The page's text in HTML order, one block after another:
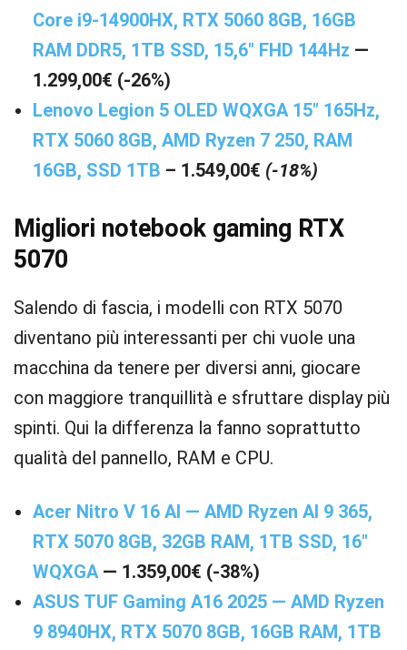
Core i9-14900HX, RTX 5060 8GB, 16GB
RAM DDR5, 1TB SSD, 15,6″ FHD 144Hz —
1.299,00€ (-26%)
Lenovo Legion 5 OLED WQXGA 15″ 165Hz,
RTX 5060 8GB, AMD Ryzen 7 250, RAM
16GB, SSD 1TB – 1.549,00€ (-18%)
Migliori notebook gaming RTX
5070
Salendo di fascia, i modelli con RTX 5070
diventano più interessanti per chi vuole una
macchina da tenere per diversi anni, giocare
con maggiore tranquillità e sfruttare display più
spinti. Qui la differenza la fanno soprattutto
qualità del pannello, RAM e CPU.
Acer Nitro V 16 AI — AMD Ryzen AI 9 365,
RTX 5070 8GB, 32GB RAM, 1TB SSD, 16″
WQXGA— 1.359,00€ (-38%)
ASUS TUF Gaming A16 2025 — AMD Ryzen
9 8940HX, RTX 5070 8GB, 16GB RAM, 1TB